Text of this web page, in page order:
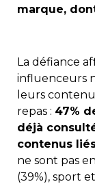
marque,
La défiance
influenceurs
leurs
repas : 47%
déjà
contenus
ne sont pas
(39%), sport